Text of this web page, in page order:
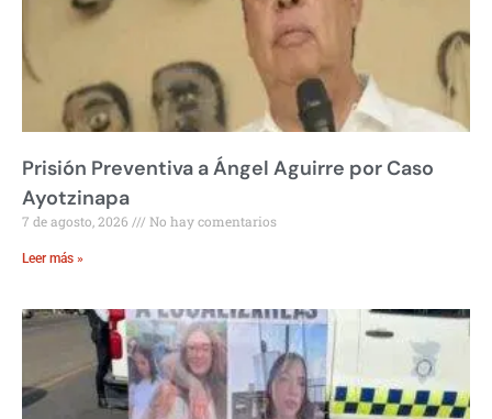
Prisión Preventiva a Ángel Aguirre por Caso
Ayotzinapa
7 de agosto, 2026 No hay comentarios
Leer más »